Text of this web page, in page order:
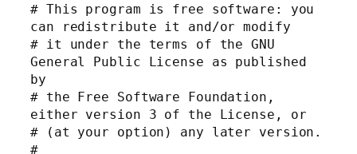
# This program is free software: you
can redistribute it and/or modify
# it under the terms of the GNU
General Public License as published
by
# the Free Software Foundation,
either version 3 of the License, or
# (at your option) any later version.
#